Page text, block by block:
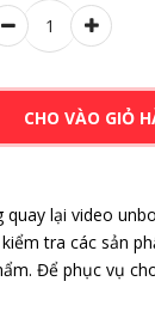
CHO VÀO GIỎ
lại video
tra các sản
Để phục vụ